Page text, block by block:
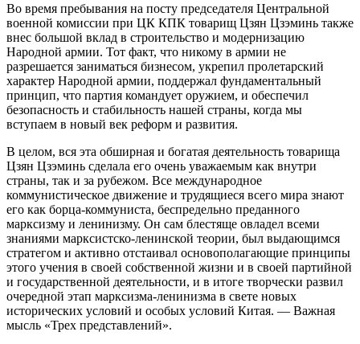
Во время пребывания на посту председателя Центральной
военной комиссии при ЦК КПК товарищ Цзян Цзэминь также
внес большой вклад в строительство и модернизацию
Народной армии. Тот факт, что никому в армии не
разрешается заниматься бизнесом, укрепил пролетарский
характер Народной армии, поддержал фундаментальный
принцип, что партия командует оружием, и обеспечил
безопасность и стабильность нашей страны, когда мы
вступаем в новый век реформ и развития.
В целом, вся эта обширная и богатая деятельность товарища
Цзян Цзэминь сделала его очень уважаемым как внутри
страны, так и за рубежом. Все международное
коммунистическое движение и трудящиеся всего мира знают
его как борца-коммуниста, беспредельно преданного
марксизму и ленинизму. Он сам блестяще овладел всеми
знаниями марксистско-ленинской теории, был выдающимся
стратегом и активно отстаивал основополагающие принципы
этого учения в своей собственной жизни и в своей партийной
и государственной деятельности, и в итоге творчески развил
очередной этап марксизма-ленинизма в свете новых
исторических условий и особых условий Китая. — Важная
мысль «Трех представлений».